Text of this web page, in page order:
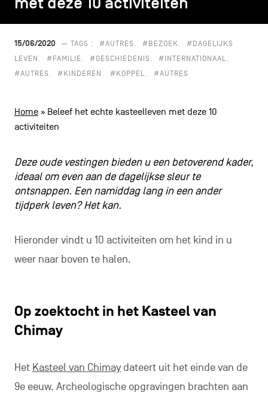
navigatie
Facebook
NL EN FR
15/06/2020 — TAGS : #AUTRES #BEZOEK
#DAGELIJKS
LEVEN
#FAMILIE #GESCHIEDENIS
#INTERNATIONAAL
#AUTRES
#KINDEREN #KOPPEL #AUTRES
Home» Beleef het echte kasteelleven met deze 10
activiteiten
Deze oude vestingen bieden u een betoverend kader,
ideaal om even aan de dagelijkse sleur te
ontsnappen. Een namiddag lang in een ander
tijdperk leven? Het kan.
Hieronder vindt u 10 activiteiten om het kind in u
weer naar boven te halen.
Op zoektocht in het Kasteel van
Chimay
Het Kasteel van Chimaydateert uit het einde van de
9e eeuw. Archeologische opgravingen brachten aan